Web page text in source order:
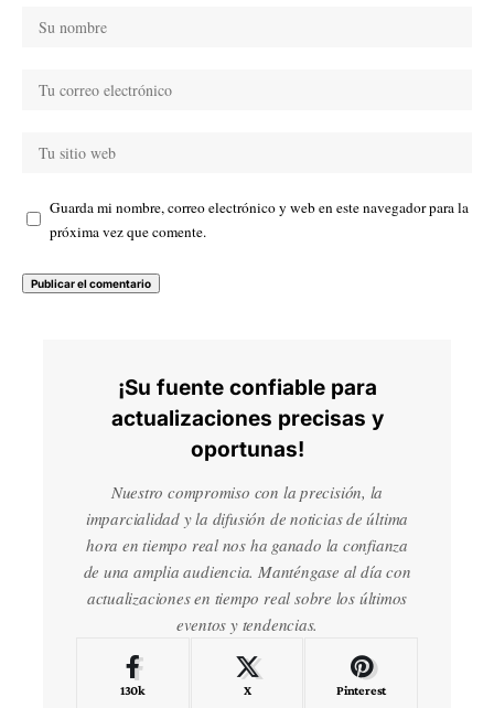
Guarda mi nombre, correo electrónico y web en este navegador para la
próxima vez que comente.
¡Su fuente confiable para
actualizaciones precisas y
oportunas!
Nuestro compromiso con la precisión, la
imparcialidad y la difusión de noticias de última
hora en tiempo real nos ha ganado la confianza
de una amplia audiencia. Manténgase al día con
actualizaciones en tiempo real sobre los últimos
eventos y tendencias.
130k X Pinterest